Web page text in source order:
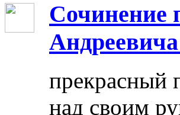
Сочинение
прекрасный
над своим